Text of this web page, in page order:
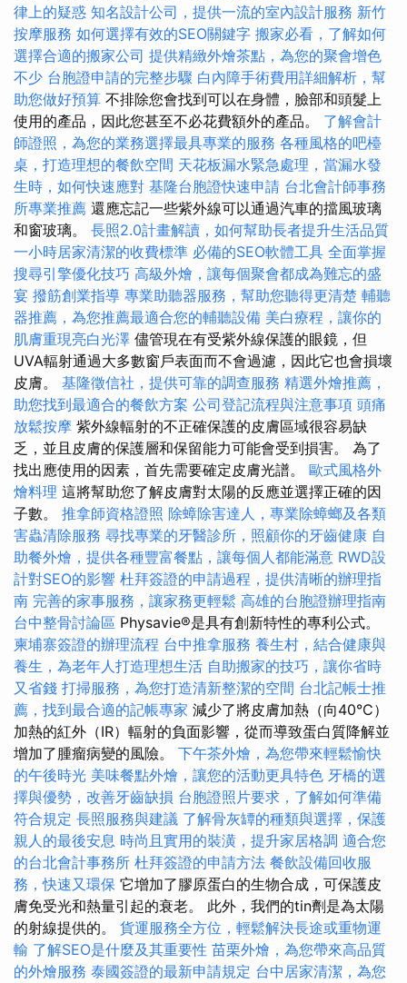
律上的疑惑 知名設計公司，提供一流的室內設計服務 新竹
按摩服務 如何選擇有效的SEO關鍵字 搬家必看，了解如何
選擇合適的搬家公司 提供精緻外燴茶點，為您的聚會增色
不少 台胞證申請的完整步驟 白內障手術費用詳細解析，幫
助您做好預算 不排除您會找到可以在身體，臉部和頭髮上
使用的產品，因此您甚至不必花費額外的產品。 了解會計
師證照，為您的業務選擇最具專業的服務 各種風格的吧檯
桌，打造理想的餐飲空間 天花板漏水緊急處理，當漏水發
生時，如何快速應對 基隆台胞證快速申請 台北會計師事務
所專業推薦 還應忘記一些紫外線可以通過汽車的擋風玻璃
和窗玻璃。 長照2.0計畫解讀，如何幫助長者提升生活品質
一小時居家清潔的收費標準 必備的SEO軟體工具 全面掌握
搜尋引擎優化技巧 高級外燴，讓每個聚會都成為難忘的盛
宴 撥筋創業指導 專業助聽器服務，幫助您聽得更清楚 輔聽
器推薦，為您推薦最適合您的輔聽設備 美白療程，讓你的
肌膚重現亮白光澤 儘管現在有受紫外線保護的眼鏡，但
UVA輻射通過大多數窗戶表面而不會過濾，因此它也會損壞
皮膚。 基隆徵信社，提供可靠的調查服務 精選外燴推薦，
助您找到最適合的餐飲方案 公司登記流程與注意事項 頭痛
放鬆按摩 紫外線輻射的不正確保護的皮膚區域很容易缺
乏，並且皮膚的保護層和保留能力可能會受到損害。 為了
找出應使用的因素，首先需要確定皮膚光譜。 歐式風格外
燴料理 這將幫助您了解皮膚對太陽的反應並選擇正確的因
子數。 推拿師資格證照 除蟑除害達人，專業除蟑螂及各類
害蟲清除服務 尋找專業的牙醫診所，照顧你的牙齒健康 自
助餐外燴，提供各種豐富餐點，讓每個人都能滿意 RWD設
計對SEO的影響 杜拜簽證的申請過程，提供清晰的辦理指
南 完善的家事服務，讓家務更輕鬆 高雄的台胞證辦理指南
台中整骨討論區 Physavie®是具有創新特性的專利公式。
柬埔寨簽證的辦理流程 台中推拿服務 養生村，結合健康與
養生，為老年人打造理想生活 自助搬家的技巧，讓你省時
又省錢 打掃服務，為您打造清新整潔的空間 台北記帳士推
薦，找到最合適的記帳專家 減少了將皮膚加熱（向40°C）
加熱的紅外（IR）輻射的負面影響，從而導致蛋白質降解並
增加了腫瘤病變的風險。 下午茶外燴，為您帶來輕鬆愉快
的午後時光 美味餐點外燴，讓您的活動更具特色 牙橋的選
擇與優勢，改善牙齒缺損 台胞證照片要求，了解如何準備
符合規定 長照服務與建議 了解骨灰罈的種類與選擇，保護
親人的最後安息 時尚且實用的裝潢，提升家居格調 適合您
的台北會計事務所 杜拜簽證的申請方法 餐飲設備回收服
務，快速又環保 它增加了膠原蛋白的生物合成，可保護皮
膚免受光和熱量引起的衰老。 此外，我們的tin劑是為太陽
的射線提供的。 貨運服務全方位，輕鬆解決長途或重物運
輸 了解SEO是什麼及其重要性 苗栗外燴，為您帶來高品質
的外燴服務 泰國簽證的最新申請規定 台中居家清潔，為您